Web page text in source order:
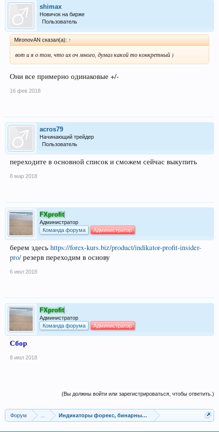
shimax
Новичок на бирже
Пользователь
MironovAN сказал(а): ↑
вот и я о том, что их оч много, думал какой то конкретный )
Они все примерно одинаковые +/-
16 фев 2018
acros79
Начинающий трейдер
Пользователь
переходите в основной список и сможем сейчас выкупить
8 мар 2018
FXprofit
Администратор
Команда форума
Администратор
берем здесь https://forex-kurs.biz/product/indikator-profit-insider-
pro/ резерв переходим в основу
6 июл 2018
FXprofit
Администратор
Команда форума
Администратор
Сбор
8 июл 2018
(Вы должны войти или зарегистрироваться, чтобы ответить.)
Форум Индикаторы форекс, бинарных опционов, ММВБ